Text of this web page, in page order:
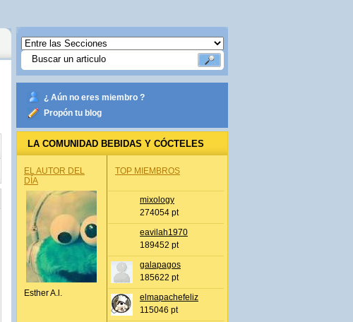
¿ Aún no eres miembro ?
Propón tu blog
LA COMUNIDAD BEBIDAS Y CÓCTELES
EL AUTOR DEL
DÍA
Esther A.l.
TOP MIEMBROS
mixology
274054 pt
eavilah1970
189452 pt
galapagos
185622 pt
elmapachefeliz
115046 pt